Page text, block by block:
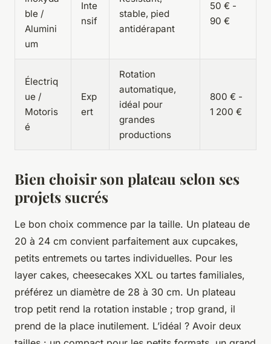
ble /
Alumini
um
Inte
nsif
stable, pied
antidérapant
50 € -
90 €
Électriq
ue /
Motoris
é
Exp
ert
Rotation
automatique,
idéal pour
grandes
productions
800 € -
1 200 €
Bien choisir son plateau selon ses
projets sucrés
Le bon choix commence par la taille. Un plateau de
20 à 24 cm convient parfaitement aux cupcakes,
petits entremets ou tartes individuelles. Pour les
layer cakes, cheesecakes XXL ou tartes familiales,
préférez un diamètre de 28 à 30 cm. Un plateau
trop petit rend la rotation instable ; trop grand, il
prend de la place inutilement. L’idéal ? Avoir deux